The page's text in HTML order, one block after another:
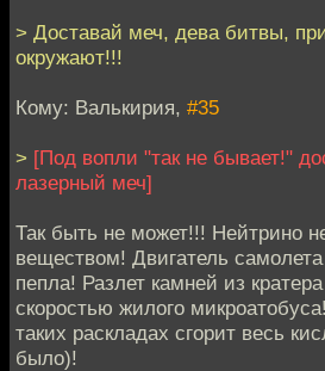
> Доставай меч, дева битвы,
окружают!!!
Кому: Валькирия, #35
> [Под вопли "так не бывает!"
лазерный меч]
Так быть не может!!! Нейтрино
веществом! Двигатель самолета
пепла! Разлет камней из
скоростью жилого
таких раскладах сгорит весь
было)!